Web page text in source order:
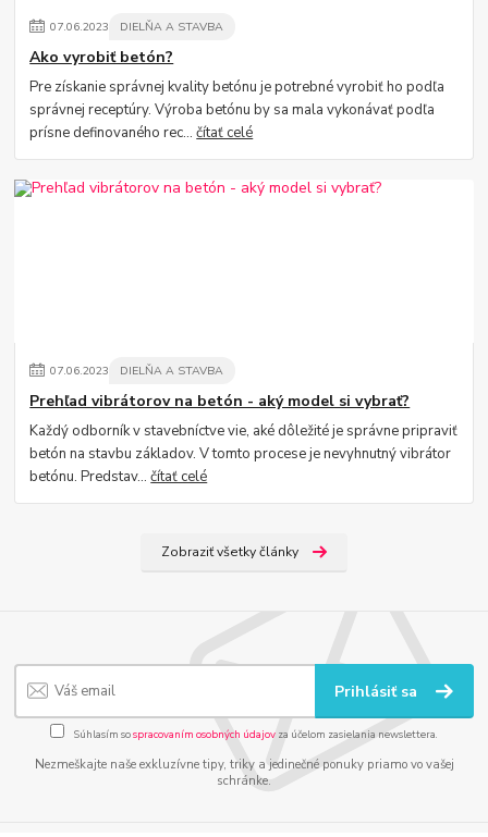
07.06.2023 DIELŇA A STAVBA
Ako vyrobiť betón?
Pre získanie správnej kvality betónu je potrebné vyrobiť ho podľa
správnej receptúry. Výroba betónu by sa mala vykonávať podľa
prísne definovaného rec...čítať celé
07.06.2023 DIELŇA A STAVBA
Prehľad vibrátorov na betón - aký model si vybrať?
Každý odborník v stavebníctve vie, aké dôležité je správne pripraviť
betón na stavbu základov. V tomto procese je nevyhnutný vibrátor
betónu. Predstav...čítať celé
Zobraziť všetky články
Prihlásiť sa
Súhlasím sospracovaním osobných údajov za účelom zasielania newslettera.
Nezmeškajte naše exkluzívne tipy, triky a jedinečné ponuky priamo vo vašej
schránke.